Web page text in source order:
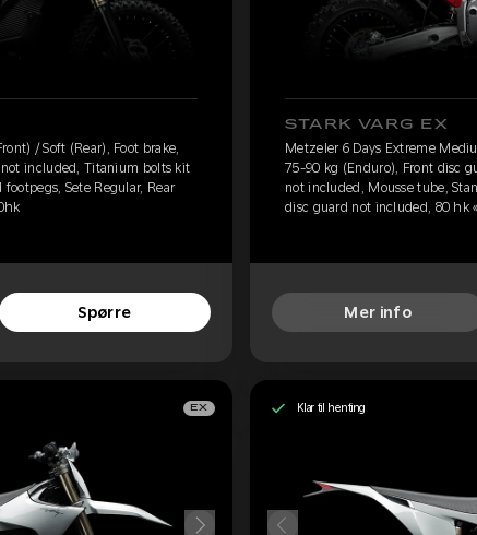
/ Soft (Rear), Foot brake,
included, Titanium bolts kit
Sete Regular, Rear
Spørre
STARK VARG EX
Metzeler 6 Days Extreme
75-90 kg (Enduro), Front disc
not included, Mousse tube,
disc guard not included, 80 hk
Mer info
EX Klar til henting